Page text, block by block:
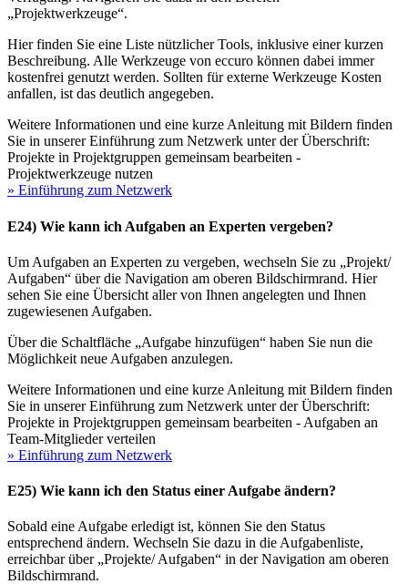
„Projektwerkzeuge“.
Hier finden Sie eine Liste nützlicher Tools, inklusive einer kurzen
Beschreibung. Alle Werkzeuge von eccuro können dabei immer
kostenfrei genutzt werden. Sollten für externe Werkzeuge Kosten
anfallen, ist das deutlich angegeben.
Weitere Informationen und eine kurze Anleitung mit Bildern finden
Sie in unserer Einführung zum Netzwerk unter der Überschrift:
Projekte in Projektgruppen gemeinsam bearbeiten -
Projektwerkzeuge nutzen
» Einführung zum Netzwerk
E24) Wie kann ich Aufgaben an Experten vergeben?
Um Aufgaben an Experten zu vergeben, wechseln Sie zu „Projekt/
Aufgaben“ über die Navigation am oberen Bildschirmrand. Hier
sehen Sie eine Übersicht aller von Ihnen angelegten und Ihnen
zugewiesenen Aufgaben.
Über die Schaltfläche „Aufgabe hinzufügen“ haben Sie nun die
Möglichkeit neue Aufgaben anzulegen.
Weitere Informationen und eine kurze Anleitung mit Bildern finden
Sie in unserer Einführung zum Netzwerk unter der Überschrift:
Projekte in Projektgruppen gemeinsam bearbeiten - Aufgaben an
Team-Mitglieder verteilen
» Einführung zum Netzwerk
E25) Wie kann ich den Status einer Aufgabe ändern?
Sobald eine Aufgabe erledigt ist, können Sie den Status
entsprechend ändern. Wechseln Sie dazu in die Aufgabenliste,
erreichbar über „Projekte/ Aufgaben“ in der Navigation am oberen
Bildschirmrand.